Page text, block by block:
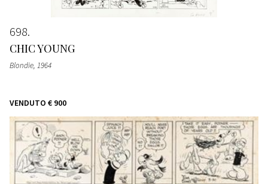
698
CHIC YOUNG
Blondie, 1964
VENDUTO € 900